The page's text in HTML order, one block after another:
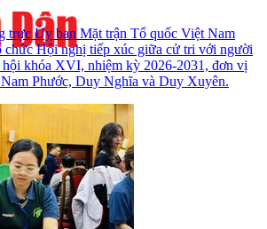
trực Ủy ban Mặt trận Tổ quốc Việt Nam
chức Hội nghị tiếp xúc giữa cử tri với người
khóa XVI, nhiệm kỳ 2026-2031, đơn vị
Phước, Duy Nghĩa và Duy Xuyên.